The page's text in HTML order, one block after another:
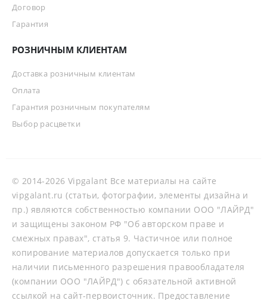
Договор
Гарантия
РОЗНИЧНЫМ КЛИЕНТАМ
Доставка розничным клиентам
Оплата
Гарантия розничным покупателям
Выбор расцветки
© 2014-2026 Vipgalant Все материалы на сайте
vipgalant.ru (статьи, фотографии, элементы дизайна и
пр.) являются собственностью компании ООО "ЛАЙРД"
и защищены законом РФ "Об авторском праве и
смежных правах", статья 9. Частичное или полное
копирование материалов допускается только при
наличии письменного разрешения правообладателя
(компании ООО "ЛАЙРД") с обязательной активной
ссылкой на сайт-первоисточник. Предоставление